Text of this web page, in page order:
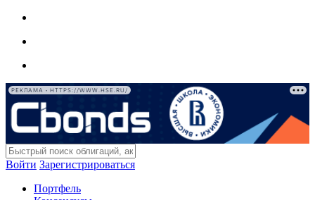
РЕКЛАМА • HTTPS://WWW.HSE.RU/
Войти Зарегистрироваться
Портфель